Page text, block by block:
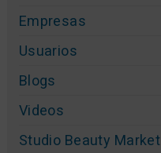
Empresas
Usuarios
Blogs
Videos
Studio Beauty Market